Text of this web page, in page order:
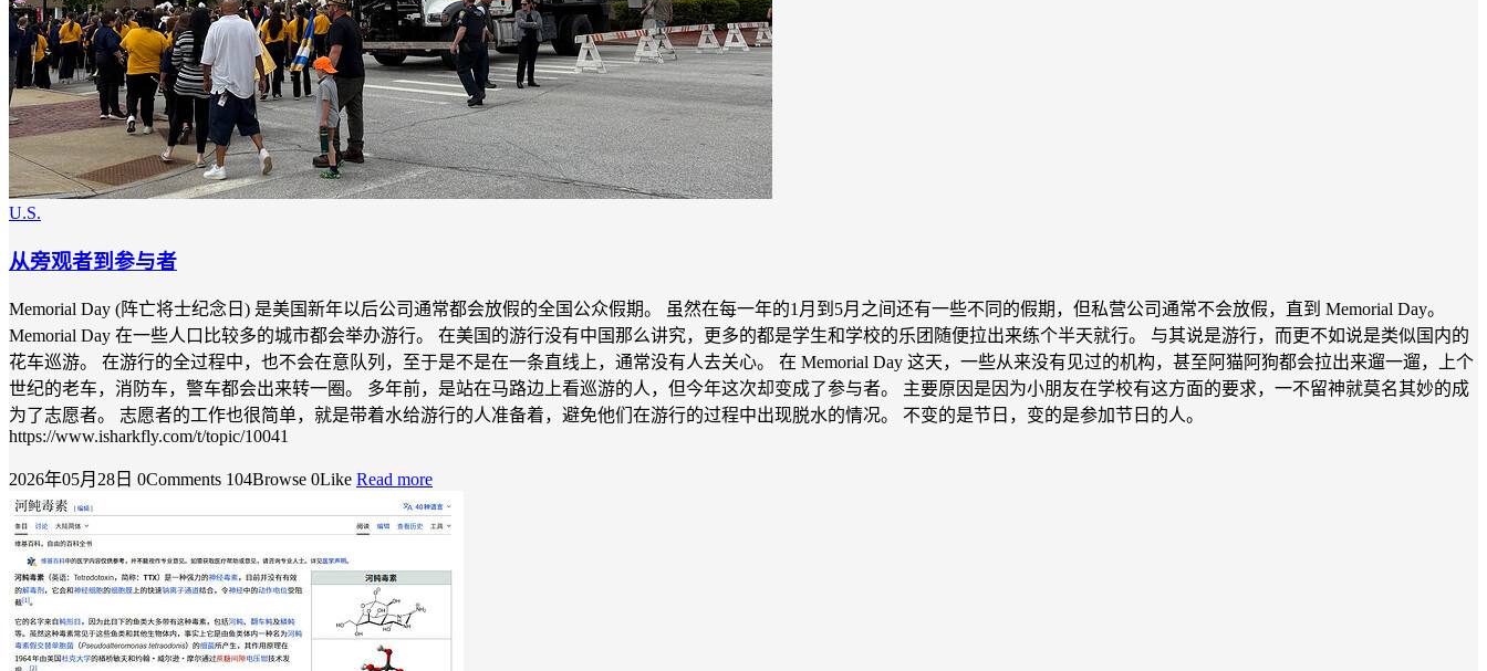
U.S.
从旁观者到参与者
Memorial Day (阵亡将士纪念日) 是美国新年以后公司通常都会放假的全国公众假期。 虽然在每一年的1月到5月之间还有一些不同的假期，但私营公司通常不会放假，直到 Memorial Day。
Memorial Day 在一些人口比较多的城市都会举办游行。 在美国的游行没有中国那么讲究，更多的都是学生和学校的乐团随便拉出来练个半天就行。 与其说是游行，而更不如说是类似国内的
花车巡游。 在游行的全过程中，也不会在意队列，至于是不是在一条直线上，通常没有人去关心。 在 Memorial Day 这天，一些从来没有见过的机构，甚至阿猫阿狗都会拉出来遛一遛，上个
世纪的老车，消防车，警车都会出来转一圈。 多年前，是站在马路边上看巡游的人，但今年这次却变成了参与者。 主要原因是因为小朋友在学校有这方面的要求，一不留神就莫名其妙的成
为了志愿者。 志愿者的工作也很简单，就是带着水给游行的人准备着，避免他们在游行的过程中出现脱水的情况。 不变的是节日，变的是参加节日的人。
https://www.isharkfly.com/t/topic/10041
2026年05月28日 0Comments 104Browse 0Like Read more